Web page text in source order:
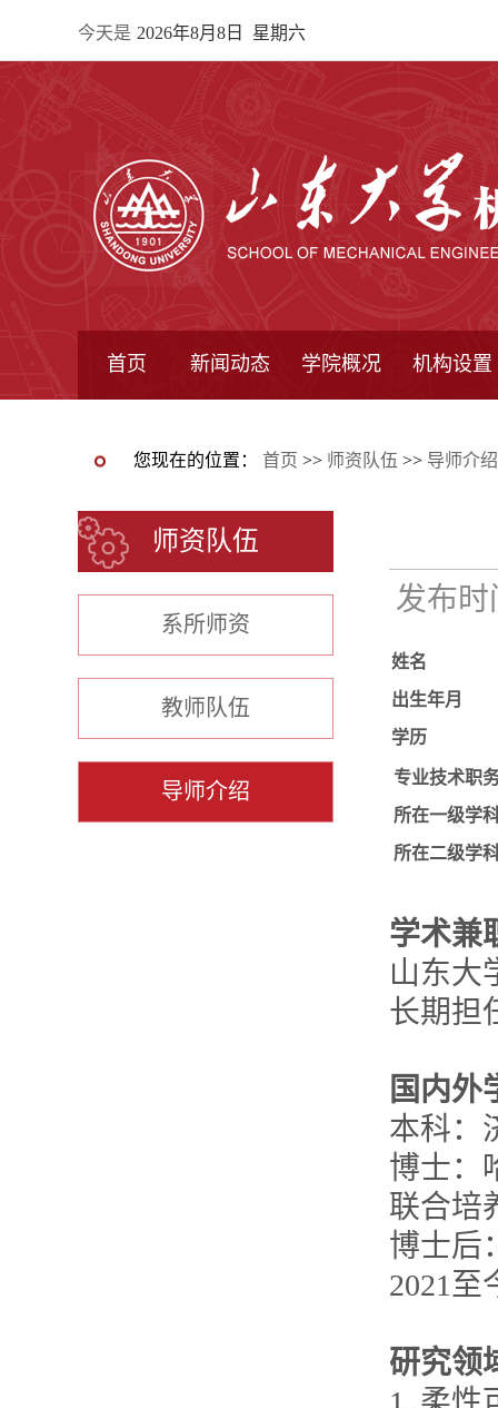
今天是 2026年8月8日 星期六
首页 新闻动态 学院概况 机构设置
您现在的位置： 首页 >> 师资队伍 >> 导师介绍
师资队伍
系所师资
教师队伍
导师介绍
发布
姓名
出生年月
学历
专业技术职
所在一级学
所在二级学
学术兼
山东大
长期担
国内外
本科：
博士：
联合培
博士后
2021至
研究领